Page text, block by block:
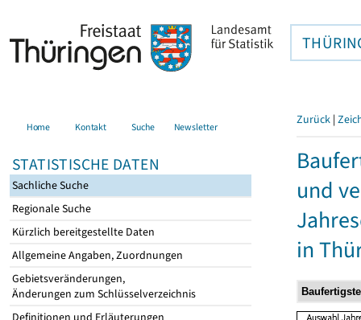
Home Kontakt Suche Newsletter
STATISTISCHE DATEN
Sachliche Suche
Regionale Suche
Kürzlich bereitgestellte Daten
Allgemeine Angaben, Zuordnungen
Gebietsveränderungen,
Änderungen zum Schlüsselverzeichnis
Zurück |
und
in